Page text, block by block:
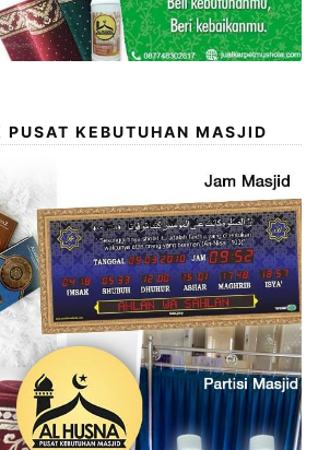
PUSAT KEBUTUHAN MASJID